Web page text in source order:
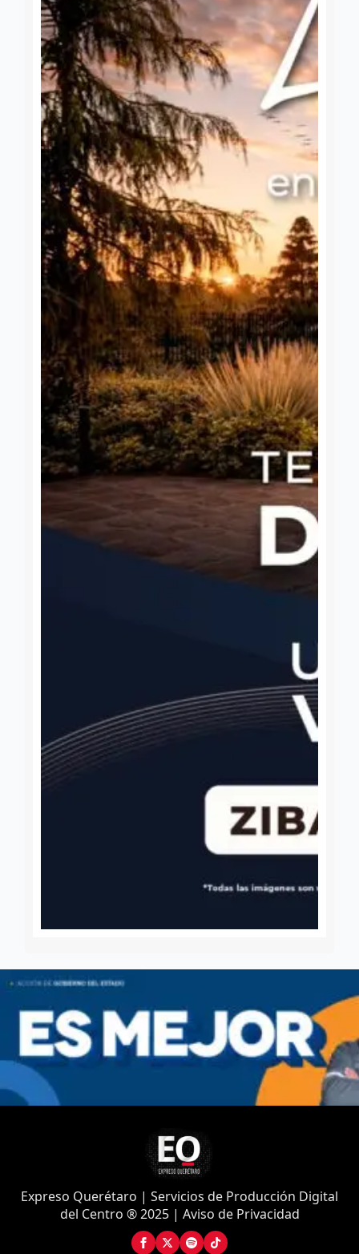
Expreso Querétaro | Servicios de Producción Digital
del Centro ® 2025 | Aviso de Privacidad